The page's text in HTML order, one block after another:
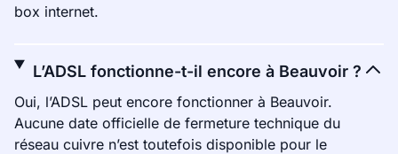
box internet.
L’ADSL fonctionne-t-il encore à Beauvoir ?
Oui, l’ADSL peut encore fonctionner à Beauvoir.
Aucune date officielle de fermeture technique du
réseau cuivre n’est toutefois disponible pour le